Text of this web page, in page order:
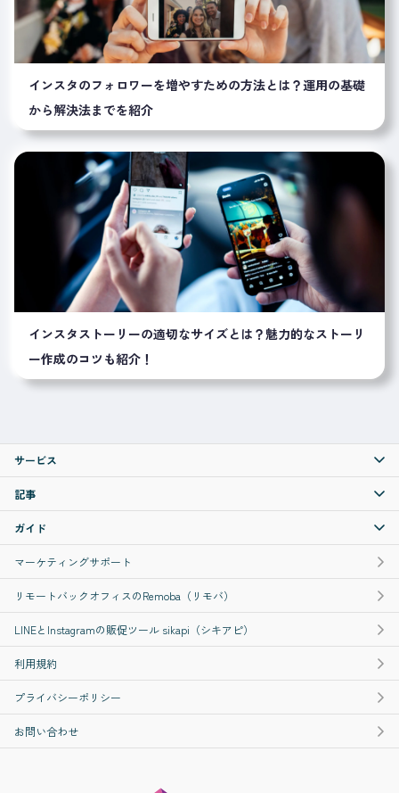
インスタのフォロワーを増やすための方法とは？運用の基礎
から解決法までを紹介
インスタストーリーの適切なサイズとは？魅力的なストーリ
ー作成のコツも紹介！
サービス
記事
ガイド
マーケティングサポート
リモートバックオフィスのRemoba（リモバ）
LINEとInstagramの販促ツール sikapi（シキアピ）
利用規約
プライバシーポリシー
お問い合わせ